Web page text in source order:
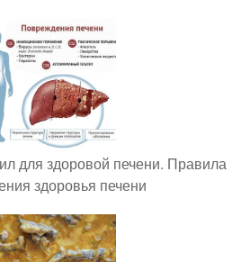
для здоровой печени. Правила
здоровья печени